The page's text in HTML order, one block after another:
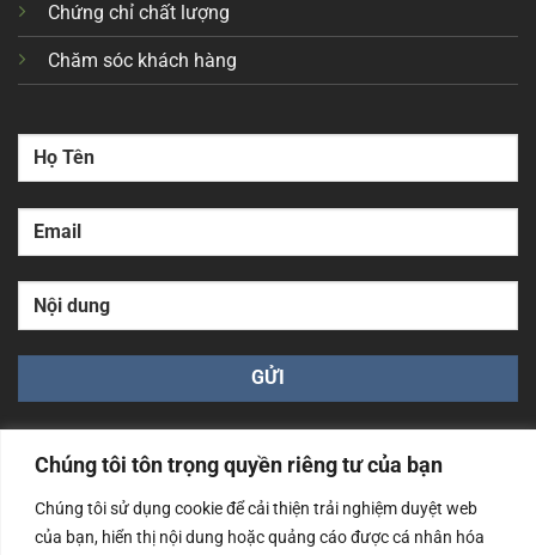
Chúng tôi tôn trọng quyền riêng tư của bạn
Chúng tôi sử dụng cookie để cải thiện trải nghiệm duyệt web
của bạn, hiển thị nội dung hoặc quảng cáo được cá nhân hóa
Chứng chỉ chất lượng
Chăm sóc khách hàng
Công ty TNHH Nam Bình Xương - Số ĐKKD: 0108783483